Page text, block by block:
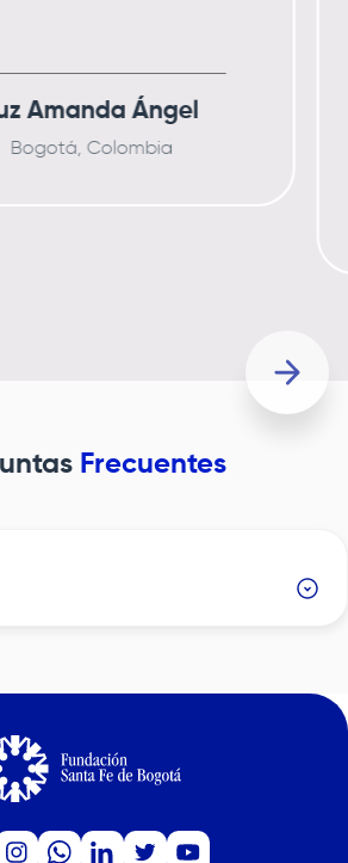
Amanda Ángel
Bogotá, Colombia
Frecuentes